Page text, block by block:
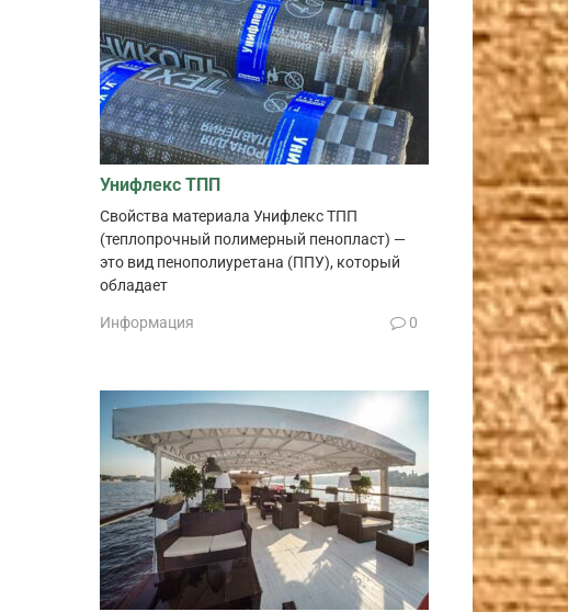
Унифлекс ТПП
Свойства материала Унифлекс ТПП
(теплопрочный полимерный пенопласт) —
это вид пенополиуретана (ППУ), который
обладает
Информация 0